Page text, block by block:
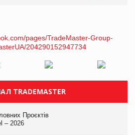
TRADEMASTER
Проєктів
– 2026